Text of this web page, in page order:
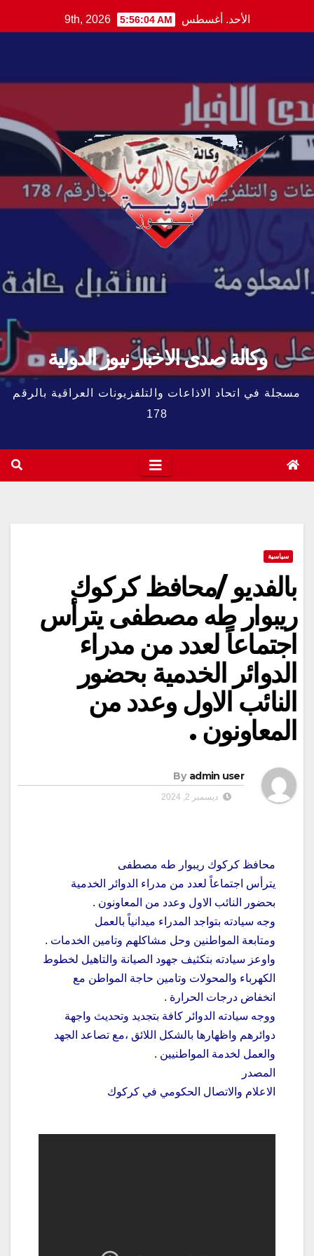
to
الأحد. أغسطس 9th, 2026 5:56:05 AM
وكالة صدى الاخبار نيوز الدولية
مسجلة في اتحاد الاذاعات والتلفزيونات العراقية بالرقم
178
سياسية
بالفديو /محافظ كركوك
ريبوار طه مصطفى يترأس
اجتماعاً لعدد من مدراء
الدوائر الخدمية بحضور
النائب الاول وعدد من
المعاونون .
By admin user
ديسمبر 2, 2024
محافظ كركوك ريبوار طه مصطفى
يترأس اجتماعاً لعدد من مدراء الدوائر الخدمية
بحضور النائب الاول وعدد من المعاونون .
وجه سيادته بتواجد المدراء ميدانياً بالعمل
ومتابعة المواطنين وحل مشاكلهم وتامين الخدمات .
واوعز سيادته بتكثيف جهود الصيانة والتاهيل لخطوط
الكهرباء والمحولات وتامين حاجة المواطن مع
انخفاض درجات الحرارة .
ووجه سيادته الدوائر كافة بتجديد وتحديث واجهة
دوائرهم واظهارها بالشكل اللائق ،مع تصاعد الجهد
والعمل لخدمة المواطنيين .
المصدر
الاعلام والاتصال الحكومي في كركوك